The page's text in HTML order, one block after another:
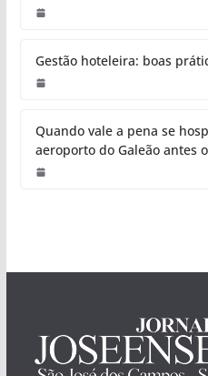
Gestão hoteleira: boas
Quando vale a pena se
aeroporto do Galeão antes